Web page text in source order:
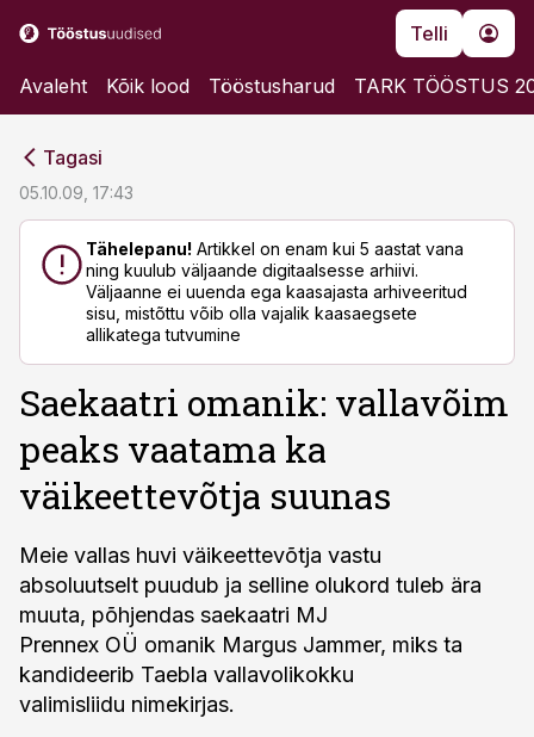
Telli
Avaleht Kõik lood Tööstusharud TARK TÖÖSTUS
Tagasi
05.10.09, 17:43
Tähelepanu! Artikkel on enam kui 5 aastat vana
ning kuulub väljaande digitaalsesse arhiivi.
Väljaanne ei uuenda ega kaasajasta arhiveeritud
sisu, mistõttu võib olla vajalik kaasaegsete
allikatega tutvumine
Saekaatri omanik: vallavõim
peaks vaatama ka
väikeettevõtja suunas
Meie vallas huvi väikeettevõtja vastu
absoluutselt puudub ja selline olukord tuleb ära
muuta, põhjendas saekaatri MJ
Prennex OÜ omanik Margus Jammer, miks ta
kandideerib Taebla vallavolikokku
valimisliidu nimekirjas.